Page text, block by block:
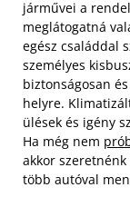
járművei a
meglátogatná
egész családdal
személyes
biztonságosan
helyre.
ülések és igény
Ha még nem
akkor
több autóval